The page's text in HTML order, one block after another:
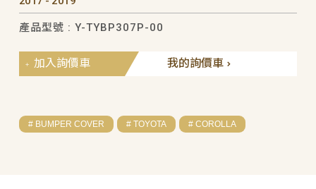
產品型號 : Y-TYBP307P-00
我的詢價車
加入詢價車
# BUMPER COVER # TOYOTA # COROLLA